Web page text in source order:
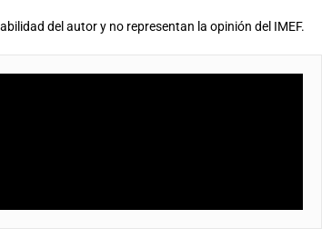
del autor y no representan la opinión del IMEF.